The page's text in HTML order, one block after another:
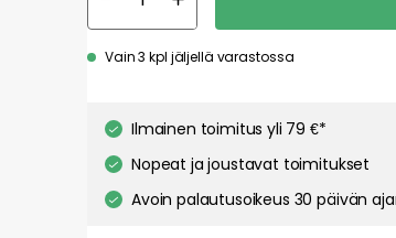
Vain 3 kpl jäljellä varastossa
Ilmainen toimitus yli 79 €*
Nopeat ja joustavat toimitukset
Avoin palautusoikeus 30 päivän
content and ads, and to analyze our traffic. You have
essential cookies while using our site. However, blocking
Our privacy policy Google's privacy policy